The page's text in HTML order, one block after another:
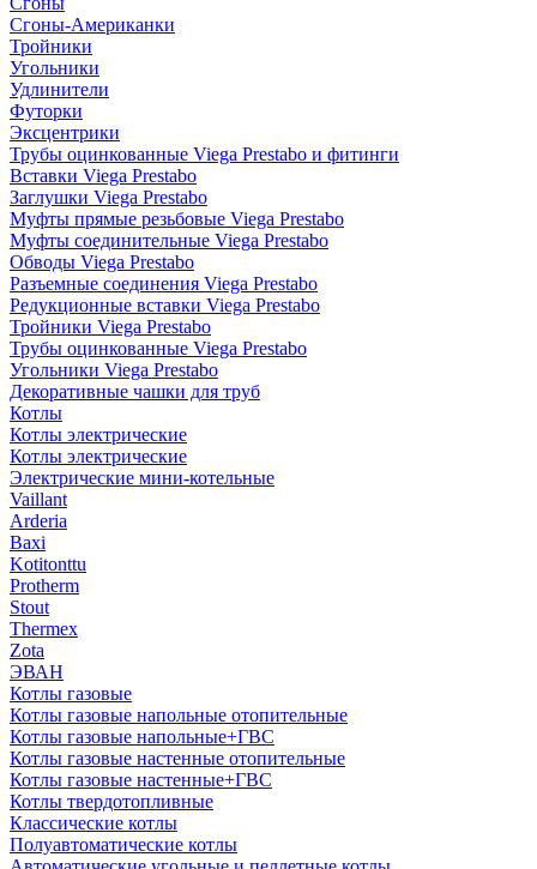
Сгоны-Американки
Тройники
Угольники
Удлинители
Футорки
Эксцентрики
Трубы оцинкованные Viega Prestabo и фитинги
Вставки Viega Prestabo
Заглушки Viega Prestabo
Муфты прямые резьбовые Viega Prestabo
Муфты соединительные Viega Prestabo
Обводы Viega Prestabo
Разъемные соединения Viega Prestabo
Редукционные вставки Viega Prestabo
Тройники Viega Prestabo
Трубы оцинкованные Viega Prestabo
Угольники Viega Prestabo
Декоративные чашки для труб
Котлы
Котлы электрические
Котлы электрические
Электрические мини-котельные
Vaillant
Arderia
Baxi
Kotitonttu
Protherm
Stout
Thermex
Zota
ЭВАН
Котлы газовые
Котлы газовые напольные отопительные
Котлы газовые напольные+ГВС
Котлы газовые настенные отопительные
Котлы газовые настенные+ГВС
Котлы твердотопливные
Классические котлы
Полуавтоматические котлы